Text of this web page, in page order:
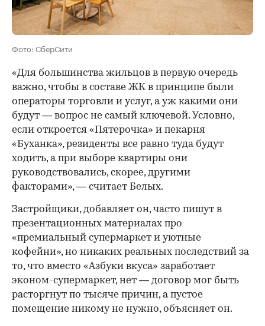
Фото: СберСити
«Для большинства жильцов в первую очередь
важно, чтобы в составе ЖК в принципе были
операторы торговли и услуг, а уж какими они
будут — вопрос не самый ключевой. Условно,
если откроется «Пятерочка» и пекарня
«Буханка», резиденты все равно туда будут
ходить, а при выборе квартиры они
руководствовались, скорее, другими
факторами», — считает Белых.
Застройщики, добавляет он, часто пишут в
презентационных материалах про
«премиальный супермаркет и уютные
кофейни», но никаких реальных последствий за
то, что вместо «Азбуки вкуса» заработает
эконом-супермаркет, нет — договор мог быть
расторгнут по тысяче причин, а пустое
помещение никому не нужно, объясняет он.